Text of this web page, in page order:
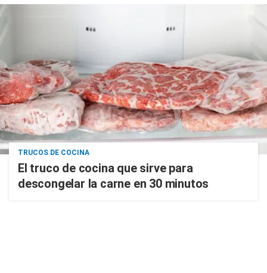
TRUCOS DE COCINA
El truco de cocina que sirve para
descongelar la carne en 30 minutos